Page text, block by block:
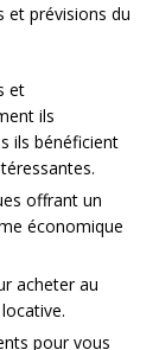
et prévisions du
et
ils
ils bénéficient
offrant un
économique
acheter au
pour vous